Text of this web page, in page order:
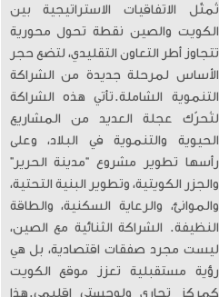
تُمثّل الاتفاقيات الاستراتيجية بين
الكويت والصين نقطة تحول محورية
تتجاوز أطر التعاون التقليدي، لتضع حجر
الأساس لمرحلة جديدة من الشراكة
التنموية الشاملة. ​تأتي هذه الشراكة
لتُحرّك عجلة العديد من المشاريع
الحيوية والتنموية في البلاد، وعلى
رأسها تطوير مشروع “مدينة الحرير”
والجزر الكويتية، وتطوير البنية التحتية،
والموانئ، والرعاية السكنية، والطاقة
النظيفة. الشراكة الثنائية مع الصين،
ليست مجرد صفقات اقتصادية، بل هي
رؤية مستقبلية تعزز موقع الكويت
كمركز تجاري ولوجستي إقليمي. ​هذا